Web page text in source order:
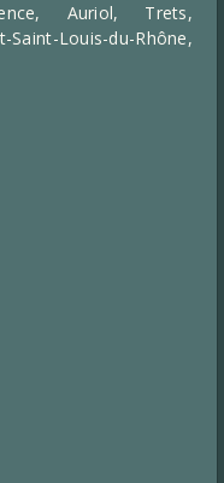
Auriol, Trets,
Louis-du-Rhône,